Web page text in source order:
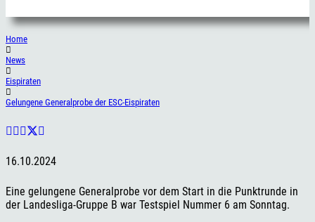
Home
News
Eispiraten
Gelungene Generalprobe der ESC-Eispiraten
16.10.2024
Eine gelungene Generalprobe vor dem Start in die Punktrunde in
der Landesliga-Gruppe B war Testspiel Nummer 6 am Sonntag.